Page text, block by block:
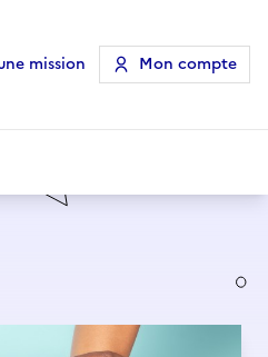
mission Mon compte